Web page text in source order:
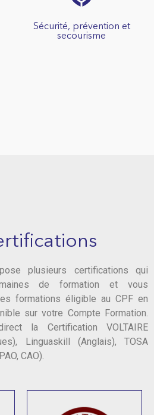
Sécurité, prévention et
secourisme
plusieurs certifications qui
de formation et vous
formations éligible au CPF en
sur votre Compte Formation.
la Certification VOLTAIRE
Linguaskill (Anglais), TOSA
CAO).